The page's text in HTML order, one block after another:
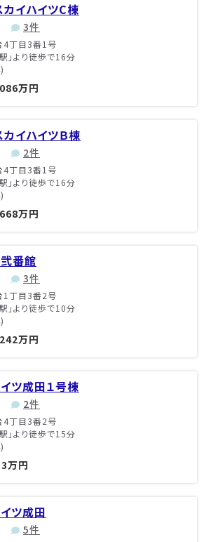
イハイツC棟
3件
4丁目3番1号
」より徒歩で16分
万円
イハイツＢ棟
2件
4丁目3番1号
」より徒歩で16分
万円
番館
3件
1丁目3番2号
」より徒歩で10分
万円
ツ成田１号棟
2件
4丁目3番2号
」より徒歩で15分
万円
ツ成田
5件